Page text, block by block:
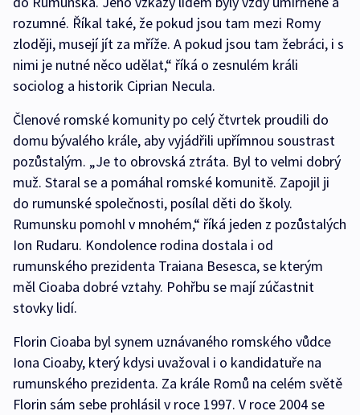
rozumné. Říkal také, že pokud jsou tam mezi Romy
zloději, musejí jít za mříže. A pokud jsou tam žebráci, i s
nimi je nutné něco udělat,“ říká o zesnulém králi
sociolog a historik Ciprian Necula.
Členové romské komunity po celý čtvrtek proudili do
domu bývalého krále, aby vyjádřili upřímnou soustrast
pozůstalým. „Je to obrovská ztráta. Byl to velmi dobrý
muž. Staral se a pomáhal romské komunitě. Zapojil ji
do rumunské společnosti, posílal děti do školy.
Rumunsku pomohl v mnohém,“ říká jeden z pozůstalých
Ion Rudaru. Kondolence rodina dostala i od
rumunského prezidenta Traiana Besesca, se kterým
měl Cioaba dobré vztahy. Pohřbu se mají zúčastnit
stovky lidí.
Florin Cioaba byl synem uznávaného romského vůdce
Iona Cioaby, který kdysi uvažoval i o kandidatuře na
rumunského prezidenta. Za krále Romů na celém světě
Florin sám sebe prohlásil v roce 1997. V roce 2004 se